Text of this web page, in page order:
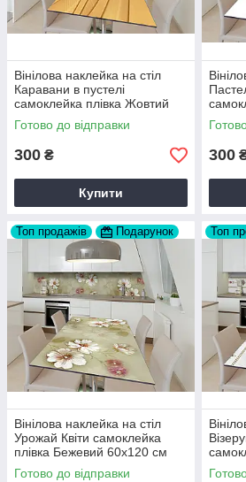
Вінілова наклейка на стіл
Каравани в пустелі
самоклейка плівка Жовтий
60х120 см Happy Pocket
Z182393
Готово до відправки
300 ₴
Купити
300
Топ продажів Подарунок
Вінілова наклейка на стіл
Урожай Квіти самоклейка
плівка Бежевий 60х120 см
Happy Pocket Z184472
Готово до відправки
Топ